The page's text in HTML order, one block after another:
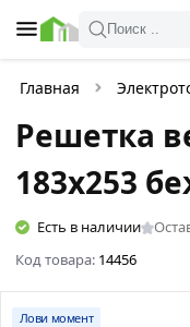
Поиск ..
Главная
Решетка
183x253
Есть в наличии
Код товара: 14456
Лови момент